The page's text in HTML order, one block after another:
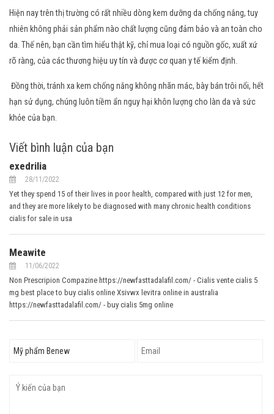
Hiện nay trên thị trường có rất nhiều dòng kem dưỡng da chống nắng, tuy
nhiên không phải sản phẩm nào chất lượng cũng đảm bảo và an toàn cho
da. Thế nên, bạn cần tìm hiểu thật kỹ, chỉ mua loại có nguồn gốc, xuất xứ
rõ ràng, của các thương hiệu uy tín và được cơ quan y tế kiểm định.
Đồng thời, tránh xa kem chống nắng không nhãn mác, bày bán trôi nổi, hết
hạn sử dụng, chúng luôn tiềm ẩn nguy hại khôn lượng cho làn da và sức
khỏe của bạn.
Viết bình luận của bạn
exedrilia
28/11/2022
Yet they spend 15 of their lives in poor health, compared with just 12 for men,
and they are more likely to be diagnosed with many chronic health conditions
cialis for sale in usa
Meawite
11/06/2022
Non Prescripion Compazine https://newfasttadalafil.com/ - Cialis vente cialis 5
mg best place to buy cialis online Xsivwx levitra online in australia
https://newfasttadalafil.com/ - buy cialis 5mg online